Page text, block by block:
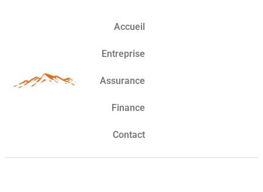
Accueil
Entreprise
Assurance
Finance
Contact